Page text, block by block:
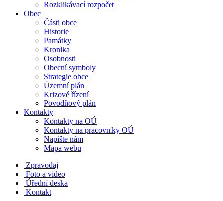
Rozklikávací rozpočet
Obec
Části obce
Historie
Památky
Kronika
Osobnosti
Obecní symboly
Strategie obce
Územní plán
Krizové řízení
Povodňový plán
Kontakty
Kontakty na OÚ
Kontakty na pracovníky OÚ
Napište nám
Mapa webu
Zpravodaj
Foto a video
Úřední deska
Kontakt